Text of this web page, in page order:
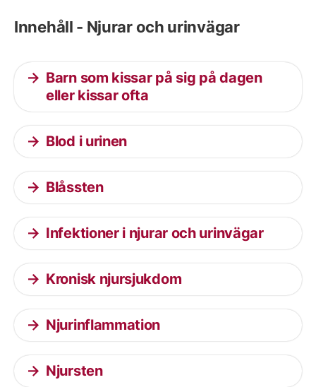
Innehåll - Njurar och urinvägar
Barn som kissar på sig på dagen
eller kissar ofta
Blod i urinen
Blåssten
Infektioner i njurar och urinvägar
Kronisk njursjukdom
Njurinflammation
Njursten